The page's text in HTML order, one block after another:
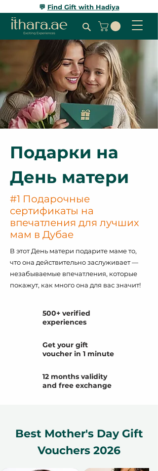
💬 Find Gift with Hadiya
Подарки на
День матери
#1 Подарочные
сертификаты на
впечатления для лучших
мам в Дубае
В этот День матери подарите маме то,
что она действительно заслуживает —
незабываемые впечатления, которые
покажут, как много она для вас значит!
500+ verified
experiences
Get your gift
voucher in 1 minute
12 months validity
and free exchange
Best Mother's Day Gift
Vouchers 2026